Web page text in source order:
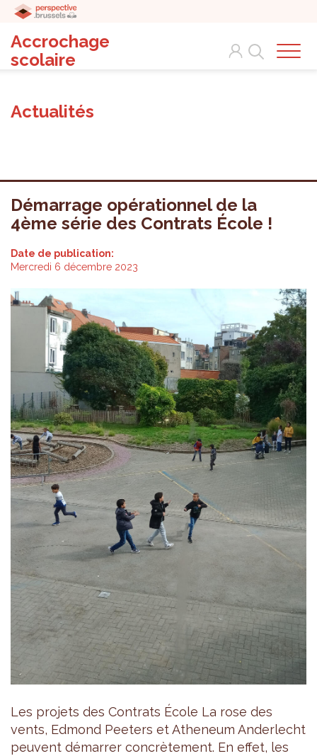
Accrochage
scolaire
Search
Actualités
Démarrage opérationnel de la
4ème série des Contrats École !
Date de publication:
Mercredi 6 décembre 2023
Les projets des Contrats École La rose des
vents, Edmond Peeters et Atheneum Anderlecht
peuvent démarrer concrètement. En effet, les